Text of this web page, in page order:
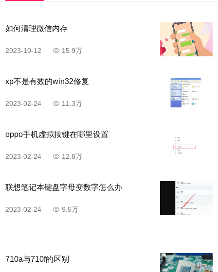
如何清理微信内存
2023-10-12 15.9万
xp不是有效的win32修复
2023-02-24 11.3万
oppo手机虚拟按键在哪里设置
2023-02-24 12.8万
联想笔记本键盘字母变数字怎么办
2023-02-24 9.5万
710a与710f的区别